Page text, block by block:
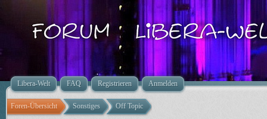
Libera-Welt FAQ Registrieren Anmelden
Foren-Übersicht Sonstiges Off Topic